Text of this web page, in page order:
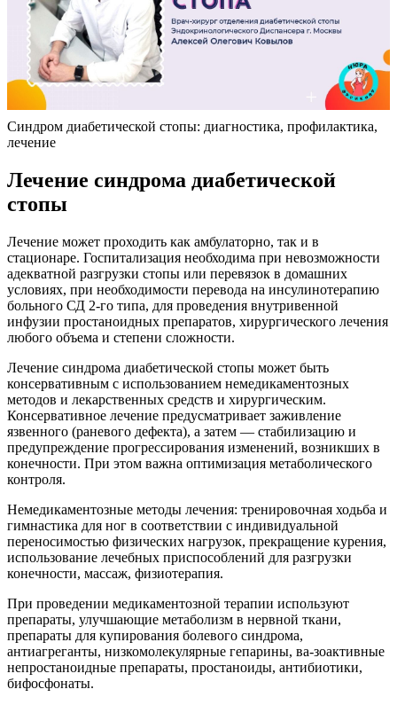
Синдром диабетической стопы: диагностика, профилактика,
лечение
Лечение синдрома диабетической
стопы
Лечение может проходить как амбулаторно, так и в
стационаре. Госпитализация необходима при невозможности
адекватной разгрузки стопы или перевязок в домашних
условиях, при необходимости перевода на инсулинотерапию
больного СД 2-го типа, для проведения внутривенной
инфузии простаноидных препаратов, хирургического лечения
любого объема и степени сложности.
Лечение синдрома диабетической стопы может быть
консервативным с использованием немедикаментозных
методов и лекарственных средств и хирургическим.
Консервативное лечение предусматривает заживление
язвенного (раневого дефекта), а затем — стабилизацию и
предупреждение прогрессирования изменений, возникших в
конечности. При этом важна оптимизация метаболического
контроля.
Немедикаментозные методы лечения: тренировочная ходьба и
гимнастика для ног в соответствии с индивидуальной
переносимостью физических нагрузок, прекращение курения,
использование лечебных приспособлений для разгрузки
конечности, массаж, физиотерапия.
При проведении медикаментозной терапии используют
препараты, улучшающие метаболизм в нервной ткани,
препараты для купирования болевого синдрома,
антиагреганты, низкомолекулярные гепарины, ва-зоактивные
непростаноидные препараты, простаноиды, антибиотики,
бифосфонаты.